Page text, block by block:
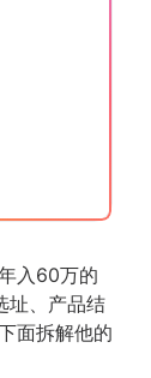
入60万的
址、产品结
面拆解他的